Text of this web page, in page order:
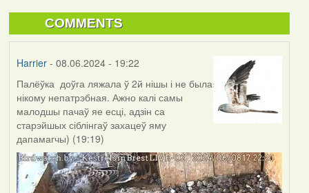
COMMENTS
Harrier- 08.06.2024 - 19:22
Палёўка доўга ляжала ў 2й нішы і не была
нікому непатрэбная. Ажно калі самы
малодшы пачаў яе есці, адзін са
старэйшых сіблінгаў захацеў яму
дапамагчы) (19:19)